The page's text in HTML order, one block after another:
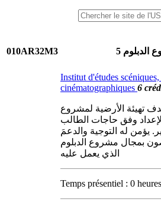
010AR32M3 الدبلوم 5
Institut d'études
cinématographiques 6
تهيئة الأرضية لمشروع
وفق حاجات الطالب
يؤمن له التوجيهَ والدعمَ
بمجال مشروع الدبلوم
الذي يعمل عليه
Temps présentiel : 0 heures